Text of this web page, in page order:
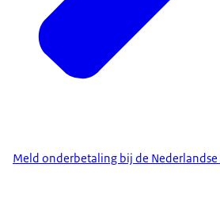
Meld onderbetaling bij de